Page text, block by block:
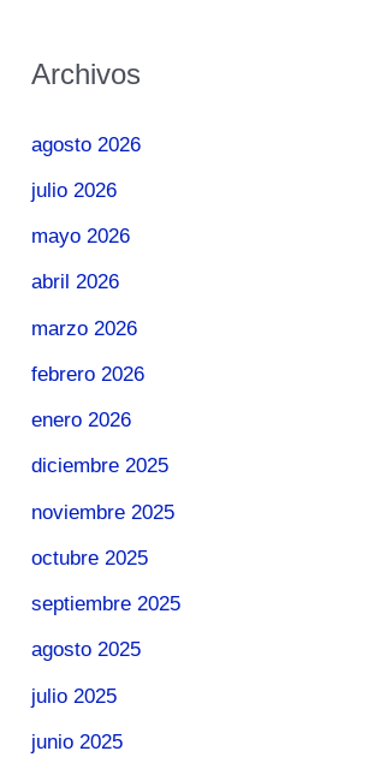
Archivos
agosto 2026
julio 2026
mayo 2026
abril 2026
marzo 2026
febrero 2026
enero 2026
diciembre 2025
noviembre 2025
octubre 2025
septiembre 2025
agosto 2025
julio 2025
junio 2025